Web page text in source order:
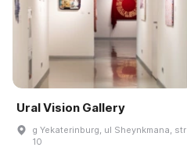
Ural Vision Gallery
g Yekaterinburg, ul Sheynkmana, str
10